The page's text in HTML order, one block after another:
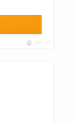
ポチップ